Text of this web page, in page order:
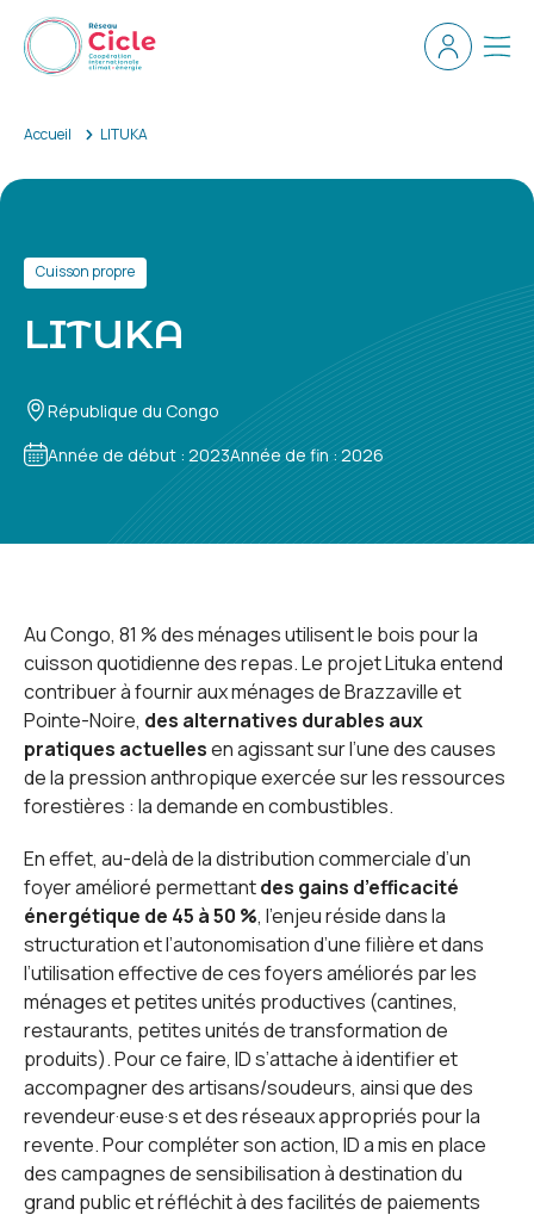
Aller au contenu principal
Espace
Accueil LITUKA
Cuisson propre
LITUKA
République du Congo
Année de début : 2023Année de fin : 2026
Au Congo, 81 % des ménages utilisent le bois pour la
cuisson quotidienne des repas. Le projet Lituka entend
contribuer à fournir aux ménages de Brazzaville et
Pointe-Noire, des alternatives durables aux
pratiques actuellesen agissant sur l’une des causes
de la pression anthropique exercée sur les ressources
forestières : la demande en combustibles.
En effet, au-delà de la distribution commerciale d’un
foyer amélioré permettantdes gains d’efficacité
énergétique de 45 à 50 %, l’enjeu réside dans la
structuration et l’autonomisation d’une filière et dans
l’utilisation effective de ces foyers améliorés par les
ménages et petites unités productives (cantines,
restaurants, petites unités de transformation de
produits). Pour ce faire, ID s’attache à identifier et
accompagner des artisans/soudeurs, ainsi que des
revendeur·euse·s et des réseaux appropriés pour la
revente. Pour compléter son action, ID a mis en place
des campagnes de sensibilisation à destination du
grand public et réfléchit à des facilités de paiements